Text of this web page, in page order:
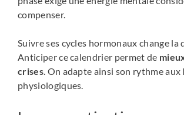
compenser.
Suivre ses cycles hormonaux change la
Anticiper ce calendrier permet de
crises. On adapte ainsi son rythme aux
physiologiques.